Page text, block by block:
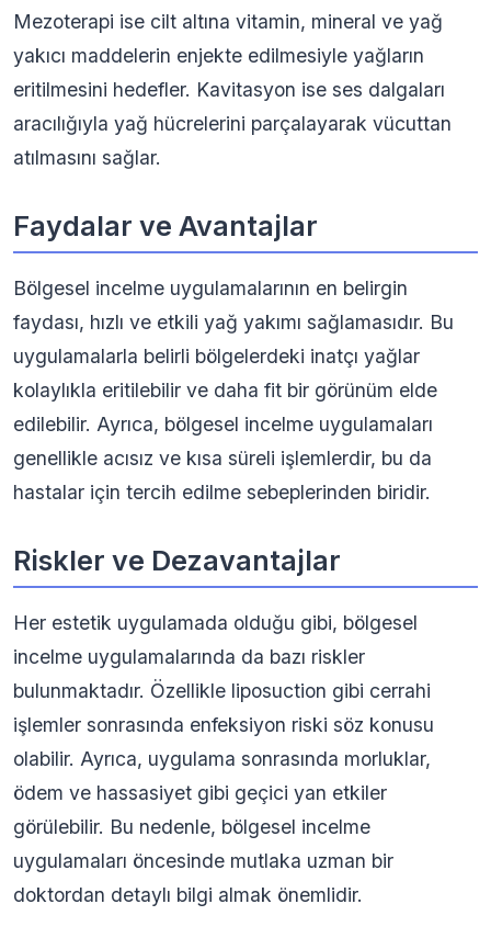
Mezoterapi ise cilt altına vitamin, mineral ve yağ
yakıcı maddelerin enjekte edilmesiyle yağların
eritilmesini hedefler. Kavitasyon ise ses dalgaları
aracılığıyla yağ hücrelerini parçalayarak vücuttan
atılmasını sağlar.
Faydalar ve Avantajlar
Bölgesel incelme uygulamalarının en belirgin
faydası, hızlı ve etkili yağ yakımı sağlamasıdır. Bu
uygulamalarla belirli bölgelerdeki inatçı yağlar
kolaylıkla eritilebilir ve daha fit bir görünüm elde
edilebilir. Ayrıca, bölgesel incelme uygulamaları
genellikle acısız ve kısa süreli işlemlerdir, bu da
hastalar için tercih edilme sebeplerinden biridir.
Riskler ve Dezavantajlar
Her estetik uygulamada olduğu gibi, bölgesel
incelme uygulamalarında da bazı riskler
bulunmaktadır. Özellikle liposuction gibi cerrahi
işlemler sonrasında enfeksiyon riski söz konusu
olabilir. Ayrıca, uygulama sonrasında morluklar,
ödem ve hassasiyet gibi geçici yan etkiler
görülebilir. Bu nedenle, bölgesel incelme
uygulamaları öncesinde mutlaka uzman bir
doktordan detaylı bilgi almak önemlidir.